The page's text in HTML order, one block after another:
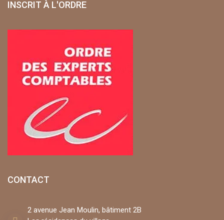
INSCRIT À L'ORDRE
CONTACT
2 avenue Jean Moulin, bâtiment 2B